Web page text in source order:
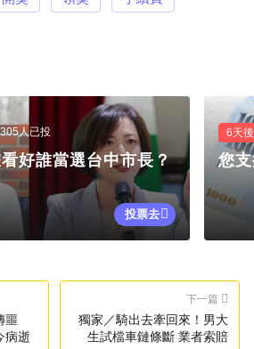
305人已投
好誰當選台中市長？
投票去
6天
您
噩
病逝
下一篇
獨家／騎出去牽回來！男大
生試檔車鏈條斷 業者索賠